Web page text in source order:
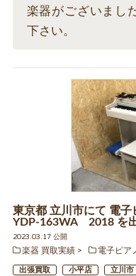
楽器がございまし
下さい。
東京都 立川市にて 電
YDP-163WA 2018 を
2023.03.17 公開
楽器 買取実績
電子ピア
出張買取 小平店 立川市